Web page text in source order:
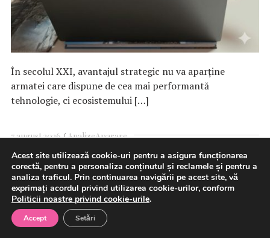
În secolul XXI, avantajul strategic nu va aparține
armatei care dispune de cea mai performantă
tehnologie, ci ecosistemului […]
7 august 2026 AnalizeAparare
Rata şomajului în SUA a scăzut
la 4,1% în iulie
Acest site utilizează cookie-uri pentru a asigura funcționarea
corectă, pentru a personaliza conținutul și reclamele și pentru a
analiza traficul. Prin continuarea navigării pe acest site, vă
exprimați acordul privind utilizarea cookie-urilor, conform
Politicii noastre privind cookie-urile.
Accept Setări